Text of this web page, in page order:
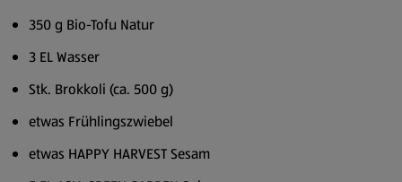
350 g Bio-Tofu Natur
3 EL Wasser
Stk. Brokkoli (ca. 500 g)
etwas Frühlingszwiebel
etwas HAPPY HARVEST Sesam